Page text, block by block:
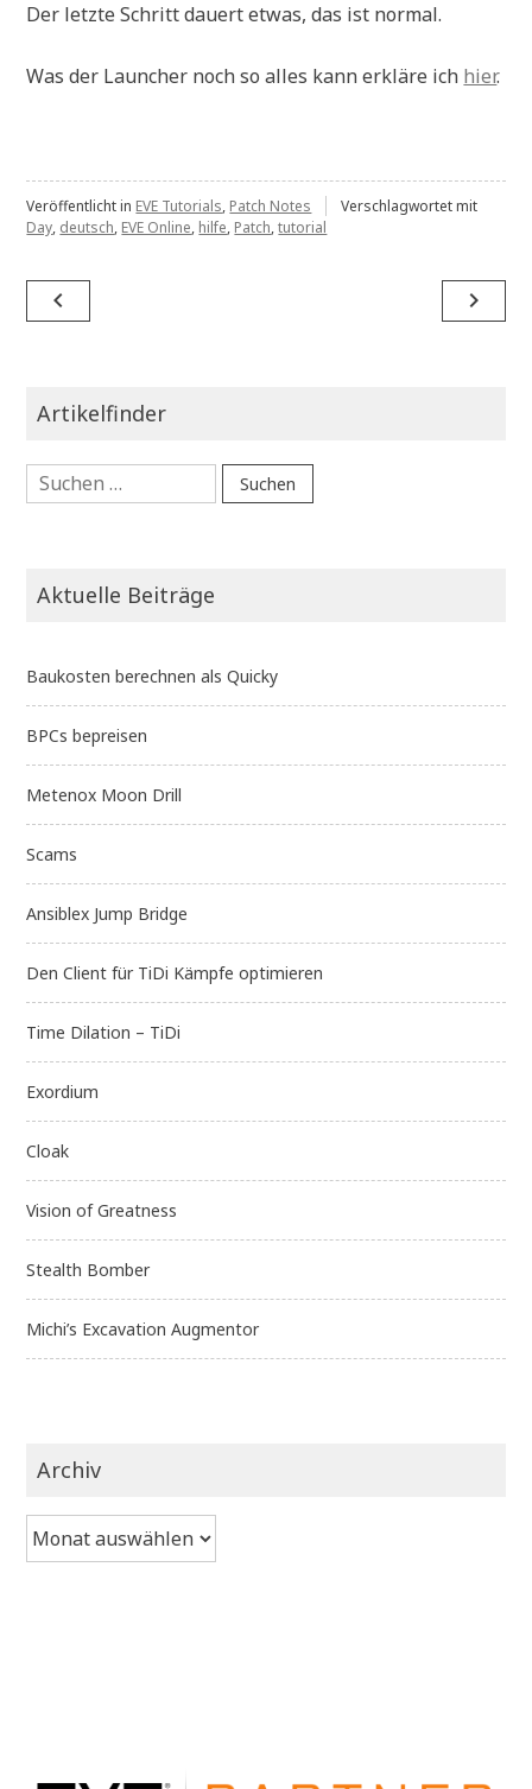
Der letzte Schritt dauert etwas, das ist normal.
Was der Launcher noch so alles kann erkläre ich hier.
Veröffentlicht in EVE Tutorials, Patch Notes
Verschlagwortet mit
Day, deutsch, EVE Online, hilfe, Patch,tutorial
Beitragsnavigation
navigate_before navigate_next
Artikelfinder
Suchen
nach:
Aktuelle Beiträge
Baukosten berechnen als Quicky
BPCs bepreisen
Metenox Moon Drill
Scams
Ansiblex Jump Bridge
Den Client für TiDi Kämpfe optimieren
Time Dilation – TiDi
Exordium
Cloak
Vision of Greatness
Stealth Bomber
Michi’s Excavation Augmentor
Archiv